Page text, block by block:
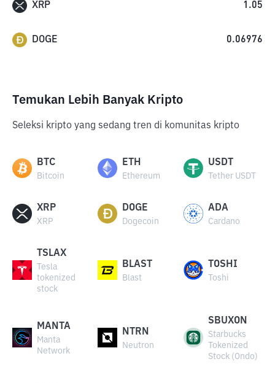
XRP 1.05
DOGE 0.06976
Temukan Lebih Banyak Kripto
Seleksi kripto yang sedang tren di komunitas kripto
BTC
Bitcoin
ETH
Ethereum
USDT
Tether USDT
XRP
XRP
DOGE
Dogecoin
ADA
Cardano
TSLAX
Tesla
tokenized
stock
BLAST
Blast
TOSHI
Toshi
MANTA
Manta
Network
NTRN
Neutron
SBUXON
Starbucks
Tokenized
Stock (Ondo)